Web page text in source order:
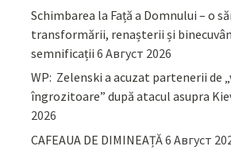
Schimbarea la Față a Domnului – o
transformării, renașterii și
semnificații 6 Август 2026
WP: Zelenski a acuzat partenerii de
îngrozitoare” după atacul asupra
2026
CAFEAUA DE DIMINEAȚĂ6 Август